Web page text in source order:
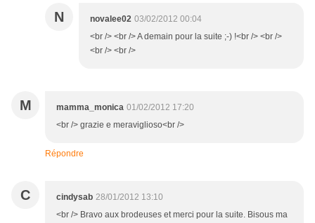
N novalee02 03/02/2012 00:04
<br /> <br /> A demain pour la suite ;-) !<br /> <br />
<br /> <br />
M mamma_monica 01/02/2012 17:20
<br /> grazie e meraviglioso<br />
Répondre
C cindysab 28/01/2012 13:10
<br /> Bravo aux brodeuses et merci pour la suite. Bisous ma